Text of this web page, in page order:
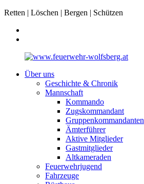
Retten | Löschen | Bergen | Schützen
Über uns
Geschichte & Chronik
Mannschaft
Kommando
Zugskommandant
Gruppenkommandanten
Ämterführer
Aktive Mitglieder
Gastmitglieder
Altkameraden
Feuerwehrjugend
Fahrzeuge